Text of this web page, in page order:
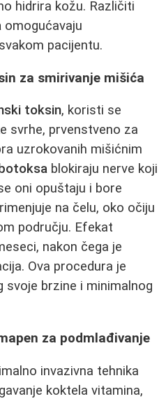
hidrira kožu. Različiti
omogućavaju
pacijentu.
za smirivanje mišića
toksin, koristi se
svrhe, prvenstveno za
uzrokovanih mišićnim
botoksa blokiraju nerve koji
oni opuštaju i bore
na čelu, oko očiju
području. Efekat
nakon čega je
Ova procedura je
svoje brzine i minimalnog
za podmlađivanje
invazivna tehnika
koktela vitamina,